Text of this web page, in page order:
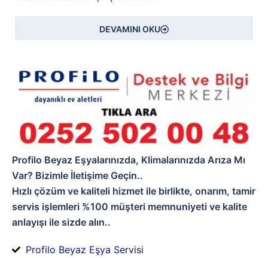
DEVAMINI OKU
Profilo Beyaz Eşyalarınızda, Klimalarınızda Arıza Mı
Var? Bizimle İletişime Geçin..
Hızlı çözüm ve kaliteli hizmet ile birlikte, onarım, tamir
servis işlemleri %100 müşteri memnuniyeti ve kalite
anlayışı ile sizde alın..
Profilo Beyaz Eşya Servisi